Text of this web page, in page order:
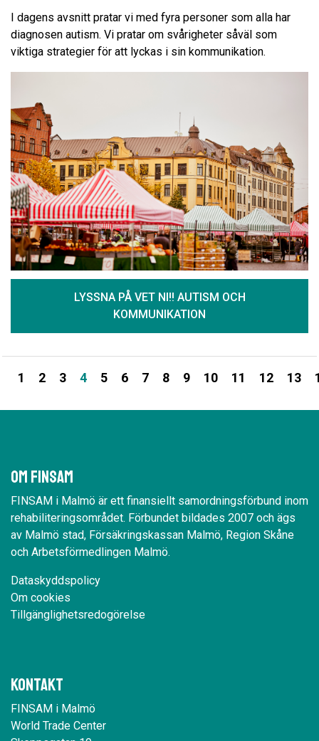
I dagens avsnitt pratar vi med fyra personer som alla har
diagnosen autism. Vi pratar om svårigheter såväl som
viktiga strategier för att lyckas i sin kommunikation.
LYSSNA PÅ VET NI!! AUTISM OCH
KOMMUNIKATION
1 2 3 4 5 6 7 8 9 10 11 12 13
Om Finsam
FINSAM i Malmö är ett finansiellt samordningsförbund inom
rehabiliteringsområdet. Förbundet bildades 2007 och ägs
av Malmö stad, Försäkringskassan Malmö, Region Skåne
och Arbetsförmedlingen Malmö.
Dataskyddspolicy
Om cookies
Tillgänglighetsredogörelse
Kontakt
FINSAM i Malmö
World Trade Center